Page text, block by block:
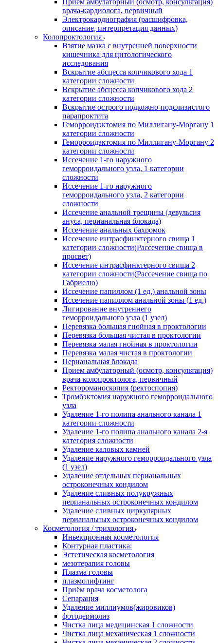
Прием амбулаторный (осмотр, консультация)
врача-кардиолога, первичный
Электрокардиография (расшифровка,
описание, интерпретация данных)
Колопроктология
Взятие мазка с внутренней поверхности
кишечника для цитологического
исследования
Вскрытие абсцесса копчикового хода 1
категории сложности
Вскрытие абсцесса копчикового хода 2
категории сложности
Вскрытие острого подкожно-подслизистого
парапроктита
Геморроидэктомия по Миллигану-Моргану 1
категории сложности
Геморроидэктомия по Миллигану-Моргану 2
категории сложности
Иссечение 1-го наружного
геморроидального узла, 1 категории
сложности
Иссечение 1-го наружного
геморроидального узла, 2 категории
сложности
Иссечение анальной трещины (девульсия
ануса, перианальная блокада)
Иссечение анальных бахромок
Иссечение интрасфинктерного свища 1
категории сложности(Рассечение свища в
просвет)
Иссечение интрасфинктерного свища 2
категории сложности(Рассечение свища по
Габриелю)
Иссечение папиллом (1 ед.) анальной зоны
Иссечение папиллом анальной зоны (1 ед.)
Лигирование внутреннего
геморроидального узла (1 узел)
Перевязка большая гнойная в проктологии
Перевязка большая чистая в проктологии
Перевязка малая гнойная в проктологии
Перевязка малая чистая в проктологии
Перианальная блокада
Прием амбулаторный (осмотр, консультация)
врача-колопроктолога, первичный
Ректороманоскопия (ректоспопия)
Тромбэктомия наружного геморроидального
узла
Удаление 1-го полипа анального канала 1
категории сложности
Удаление 1-го полипа анального канала 2-я
категория сложности
Удаление каловых камней
Удаление наружного геморроидального узла
(1 узел)
Удаление отдельных перианальных
остроконечных кондилом
Удаление сливных полукружных
перианальных остроконечных кондилом
Удаление сливных циркулярных
перианальных остроконечных кондилом
Косметология / трихология
Иньекционная косметология
Контурная пластика:
Эстетическая косметология
мезотерапия головы
Плазма головы
плазмолифтинг
Приём врача косметолога
Сепарация
Удаление миллиумов(жировиков)
фотодермолиз
Чистка лица медицинская 1 сложности
Чистка лица механическая 1 сложности